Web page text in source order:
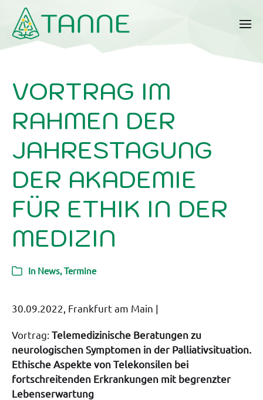
VORTRAG IM
RAHMEN DER
JAHRESTAGUNG
DER AKADEMIE
FÜR ETHIK IN DER
MEDIZIN
In News,Termine
30.09.2022, Frankfurt am Main |
Vortrag: Telemedizinische Beratungen zu
neurologischen Symptomen in der Palliativsituation.
Ethische Aspekte von Telekonsilen bei
fortschreitenden Erkrankungen mit begrenzter
Lebenserwartung